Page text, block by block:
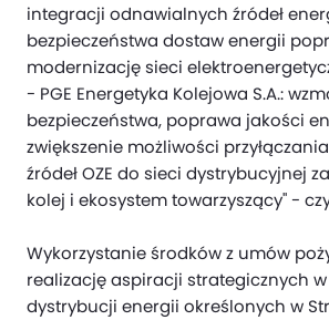
integracji odnawialnych źródeł
bezpieczeństwa dostaw energii
modernizację sieci
- PGE Energetyka Kolejowa S.A.:
bezpieczeństwa, poprawa jakości
zwiększenie możliwości
źródeł OZE do sieci dystrybucyjnej
kolej i ekosystem towarzyszący" -
Wykorzystanie środków z umów
realizację aspiracji strategicznych
dystrybucji energii określonych w